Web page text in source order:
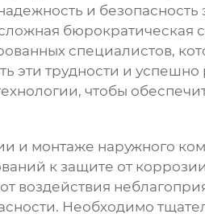
и
бюрократическая
специалистов,
эти трудности и
чтобы
и монтаже наружного
к защите от
воздействия
Необходимо